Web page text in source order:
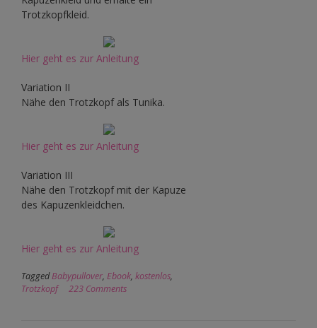
Trotzkopfkleid.
Hier geht es zur Anleitung
Variation II
Nähe den Trotzkopf als Tunika.
Hier geht es zur Anleitung
Variation III
Nähe den Trotzkopf mit der Kapuze
des Kapuzenkleidchen.
Hier geht es zur Anleitung
TaggedBabypullover, Ebook, kostenlos,
Trotzkopf
223 Comments